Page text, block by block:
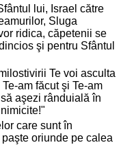
lui, Israel către
Sluga
ridica, căpetenii se
şi pentru Sfântul
Te voi asculta
am făcut şi Te-am
aşezi rânduială în
care sunt în
oriunde pe calea